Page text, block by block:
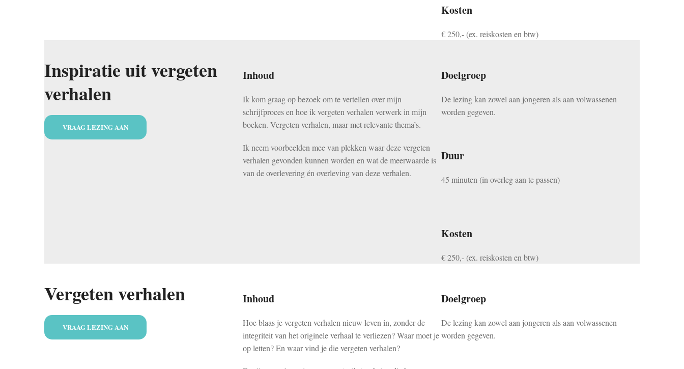
Kosten
€ 250,- (ex. reiskosten en btw)
Inspiratie uit vergeten
verhalen
VRAAG LEZING AAN
Inhoud
Ik kom graag op bezoek om te vertellen over mijn
schrijfproces en hoe ik vergeten verhalen verwerk in mijn
boeken. Vergeten verhalen, maar met relevante thema’s.
Ik neem voorbeelden mee van plekken waar deze vergeten
verhalen gevonden kunnen worden en wat de meerwaarde is
van de overlevering én overleving van deze verhalen.
Doelgroep
De lezing kan zowel aan jongeren als aan volwassenen
worden gegeven.
Duur
45 minuten (in overleg aan te passen)
Kosten
€ 250,- (ex. reiskosten en btw)
Vergeten verhalen
VRAAG LEZING AAN
Inhoud
Hoe blaas je vergeten verhalen nieuw leven in, zonder de
integriteit van het originele verhaal te verliezen? Waar moet je
op letten? En waar vind je die vergeten verhalen?
Doelgroep
De lezing kan zowel aan jongeren als aan volwassenen
worden gegeven.